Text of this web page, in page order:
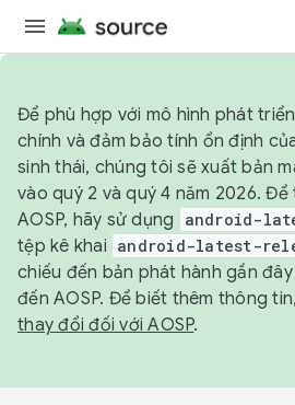
Để phù hợp với mô hình phát
chính và đảm bảo tính ổn định
sinh thái, chúng tôi sẽ xuất bản
vào quý 2 và quý 4 năm 2026.
AOSP, hãy sử dụng
android-
tệp kê khai android-latest-
chiếu đến bản phát hành gần
đến AOSP. Để biết thêm thông
thay đổi đối với AOSP.